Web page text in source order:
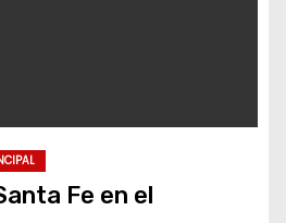
Fe en el